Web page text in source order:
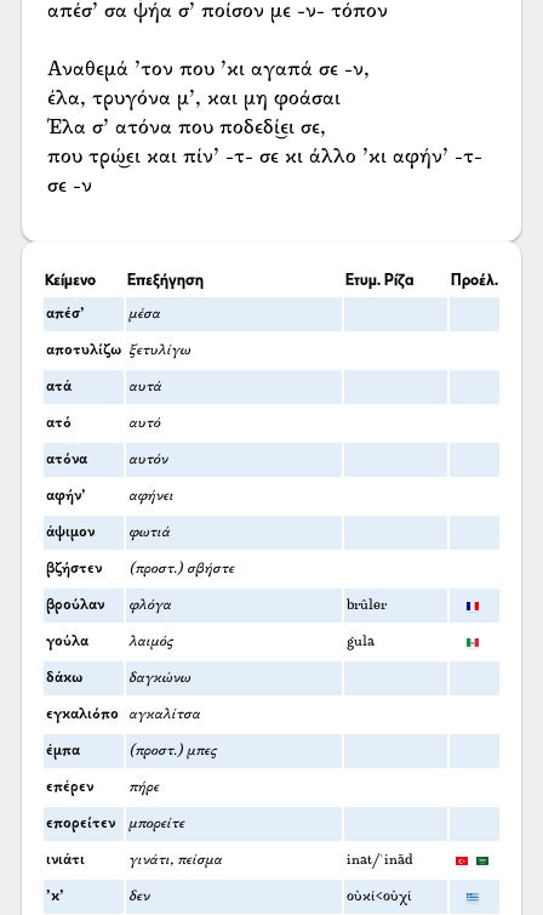
απέσ’ σα ψ̌ήα σ’ ποίσον με -ν- τόπον
Αναθεμά ’τον που ’κι αγαπά σε -ν,
έλα, τρυγόνα μ’, και μη φοάσαι
Έλα σ’ ατόνα που ποδεδί͜ει σε,
που τρώ͜ει και πίν’ -τ- σε κι άλλο ’κι αφήν’ -τ-
σε -ν
Κείμενο Επεξήγηση Ετυμ. Ρίζα Προέλ.
απέσ’ μέσα
αποτυλίζω ξετυλίγω
ατά αυτά
ατό αυτό
ατόνα αυτόν
αφήν’ αφήνει
άψιμον φωτιά
βζήστεν (προστ.) σβήστε
βρούλαν φλόγα brûler
γούλα λαιμός gula
δάκω δαγκώνω
εγκαλιόπο αγκαλίτσα
έμπα (προστ.) μπες
επέρεν πήρε
επορείτεν μπορείτε
ινιάτι γινάτι, πείσμα inat/ʿinād
’κ’ δεν οὐκί<οὐχί